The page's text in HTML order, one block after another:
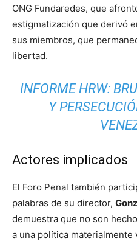
ONG Fundaredes, que
estigmatización que derivó
sus miembros, que
libertad.
INFORME HRW:
Y
Actores implicados
El Foro Penal también
palabras de su director,
demuestra que no son
a una política materialmente